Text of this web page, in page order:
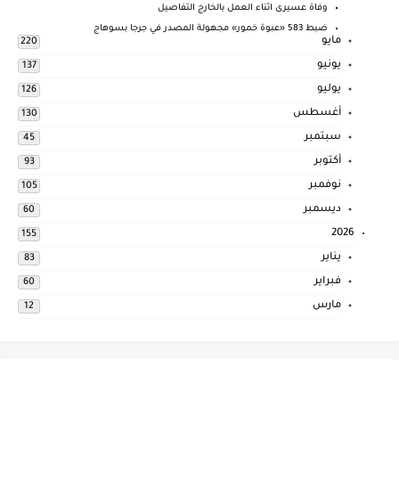
وفاة عسيرى اثناء العمل بالخارج التفاصيل
ضبط 583 «عبوة خمور» مجهولة المصدر في جرجا بسوهاج
مايو 220
يونيو 137
يوليو 126
أغسطس 130
سبتمبر 45
أكتوبر 93
نوفمبر 105
ديسمبر 60
2026
155
يناير 83
فبراير 60
مارس 12